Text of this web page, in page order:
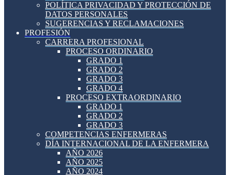
POLÍTICA PRIVACIDAD Y PROTECCIÓN DE
DATOS PERSONALES
SUGERENCIAS Y RECLAMACIONES
PROFESIÓN
CARRERA PROFESIONAL
PROCESO ORDINARIO
GRADO 1
GRADO 2
GRADO 3
GRADO 4
PROCESO EXTRAORDINARIO
GRADO 1
GRADO 2
GRADO 3
COMPETENCIAS ENFERMERAS
DÍA INTERNACIONAL DE LA ENFERMERA
AÑO 2026
AÑO 2025
AÑO 2024